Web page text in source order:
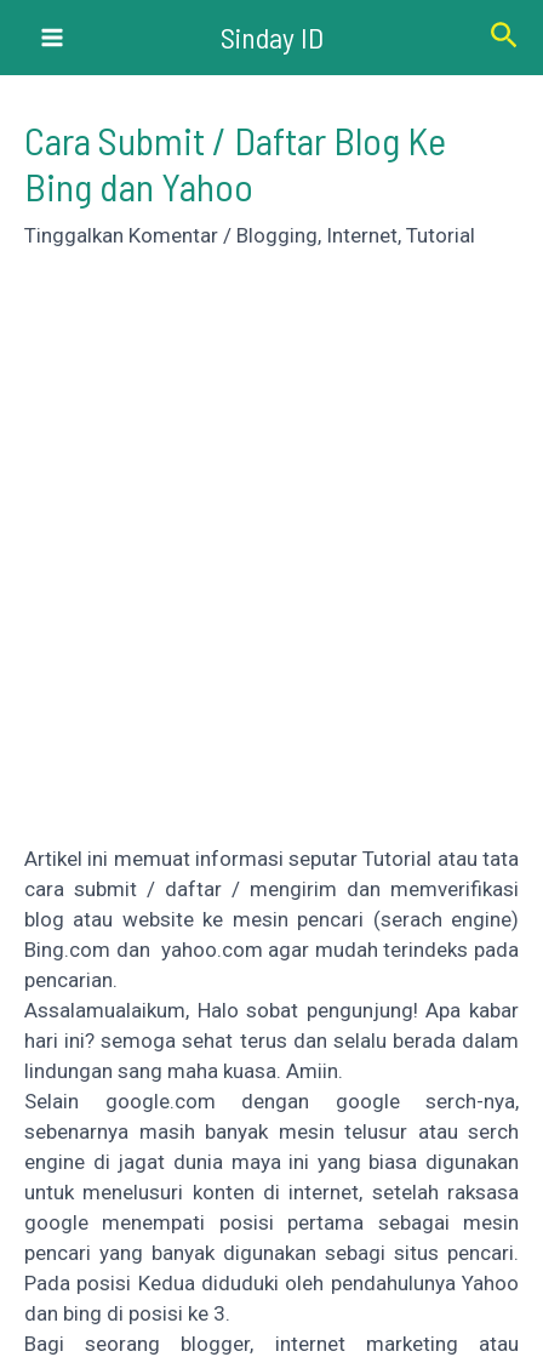
konten
Menu
Sinday ID Cari
Cara Submit / Daftar Blog Ke
Bing dan Yahoo
Tinggalkan Komentar / Blogging, Internet, Tutorial
Artikel ini memuat informasi seputar Tutorial atau tata
cara submit / daftar / mengirim dan memverifikasi
blog atau website ke mesin pencari (serach engine)
Bing.com dan yahoo.com agar mudah terindeks pada
pencarian.
Assalamualaikum, Halo sobat pengunjung! Apa kabar
hari ini? semoga sehat terus dan selalu berada dalam
lindungan sang maha kuasa. Amiin.
Selain google.com dengan google serch-nya,
sebenarnya masih banyak mesin telusur atau serch
engine di jagat dunia maya ini yang biasa digunakan
untuk menelusuri konten di internet, setelah raksasa
google menempati posisi pertama sebagai mesin
pencari yang banyak digunakan sebagi situs pencari.
Pada posisi Kedua diduduki oleh pendahulunya Yahoo
dan bing di posisi ke 3.
Bagi seorang blogger, internet marketing atau